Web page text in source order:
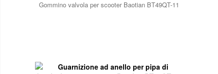
Gommino valvola per scooter Baotian BT49QT-11